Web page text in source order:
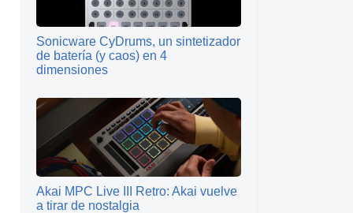
Sonicware CyDrums, un sintetizador
de batería (y caos) en 4
dimensiones
Akai MPC Live III Retro: Akai vuelve
a tirar de nostalgia